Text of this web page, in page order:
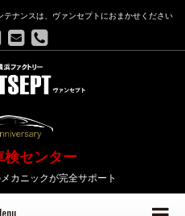
ナンスは、ヴァンセプトにおまかせください
検センター
カニックが完全サポート